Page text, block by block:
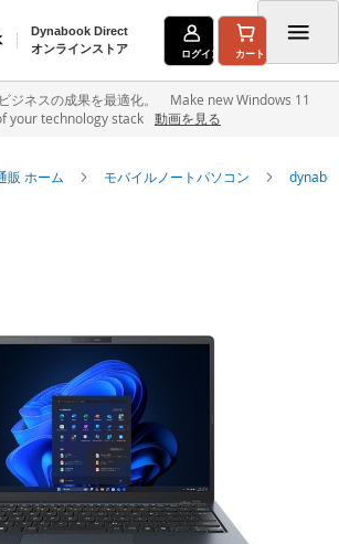
Dynabook Direct
オンラインストア
ログイン カート
ジネスの成果を最適化。 Make new Windows 11
your technology stack
動画を見る
販 ホーム モバイルノートパソコン